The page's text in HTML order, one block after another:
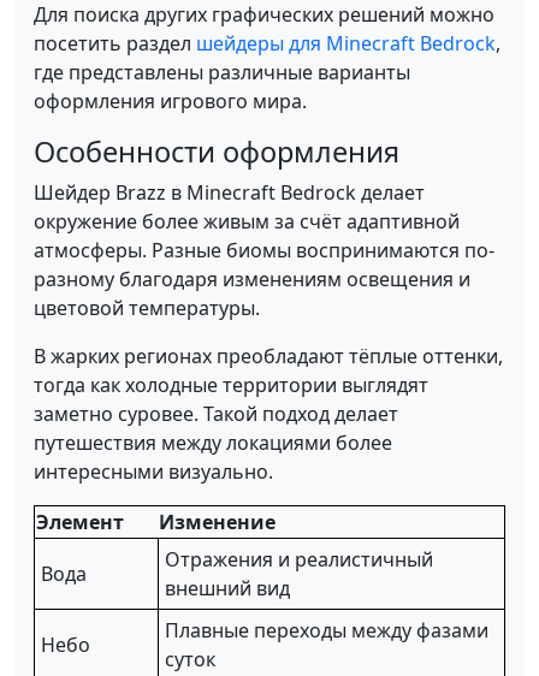
Для поиска других графических решений можно
посетить раздел шейдеры для Minecraft Bedrock,
где представлены различные варианты
оформления игрового мира.
Особенности оформления
Шейдер Brazz в Minecraft Bedrock делает
окружение более живым за счёт адаптивной
атмосферы. Разные биомы воспринимаются по-
разному благодаря изменениям освещения и
цветовой температуры.
В жарких регионах преобладают тёплые оттенки,
тогда как холодные территории выглядят
заметно суровее. Такой подход делает
путешествия между локациями более
интересными визуально.
Элемент
Изменение
Вода
Отражения и реалистичный
внешний вид
Небо
Плавные переходы между фазами
суток